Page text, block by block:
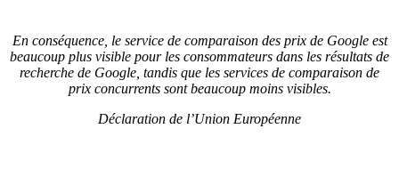
En conséquence, le service de comparaison des prix de Google est
beaucoup plus visible pour les consommateurs dans les résultats de
recherche de Google, tandis que les services de comparaison de
prix concurrents sont beaucoup moins visibles.
Déclaration de l’Union Européenne